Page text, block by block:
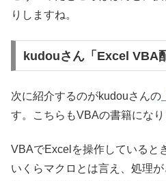
りしますね。
kudouさん「Excel VBA
次に紹介するのがkudouさんの
す。こちらもVBAの書籍になり
VBAでExcelを操作していると
いくらマクロとは言え、処理